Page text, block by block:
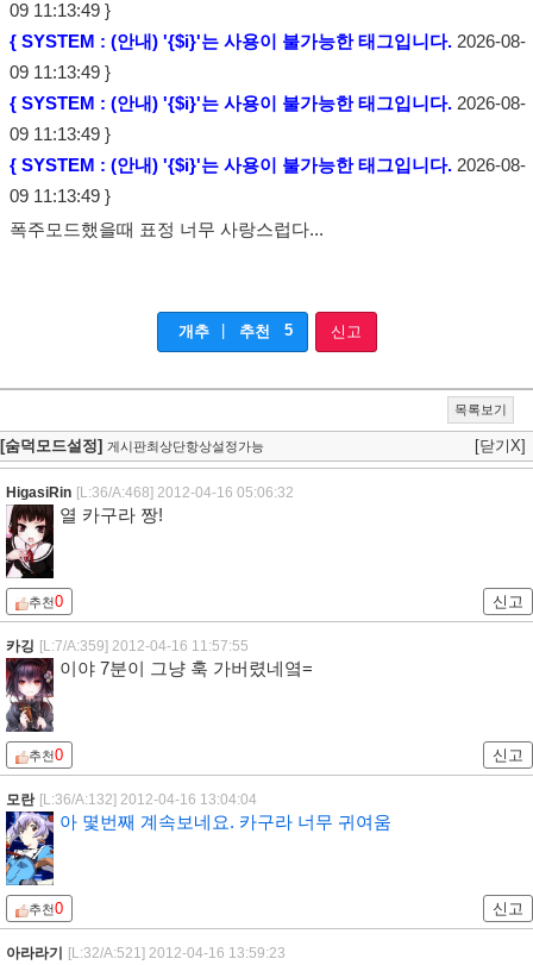
09 11:13:49 }
{ SYSTEM : (안내) '{$i}'는 사용이 불가능한 태그입니다.2026-08-
09 11:13:49 }
{ SYSTEM : (안내) '{$i}'는 사용이 불가능한 태그입니다.2026-08-
09 11:13:49 }
{ SYSTEM : (안내) '{$i}'는 사용이 불가능한 태그입니다.2026-08-
09 11:13:49 }
폭주모드했을때 표정 너무 사랑스럽다...
개추 추천 5 신고
목록보기
[숨덕모드설정] 게시판최상단항상설정가능 [닫기X]
HigasiRin [L:36/A:468] 2012-04-16 05:06:32
열 카구라 짱!
추천0 신고
카깅 [L:7/A:359] 2012-04-16 11:57:55
이야 7분이 그냥 훅 가버렸네옄=
추천0 신고
모란 [L:36/A:132] 2012-04-16 13:04:04
아 몇번째 계속보네요. 카구라 너무 귀여움
추천0 신고
아라라기 [L:32/A:521] 2012-04-16 13:59:23